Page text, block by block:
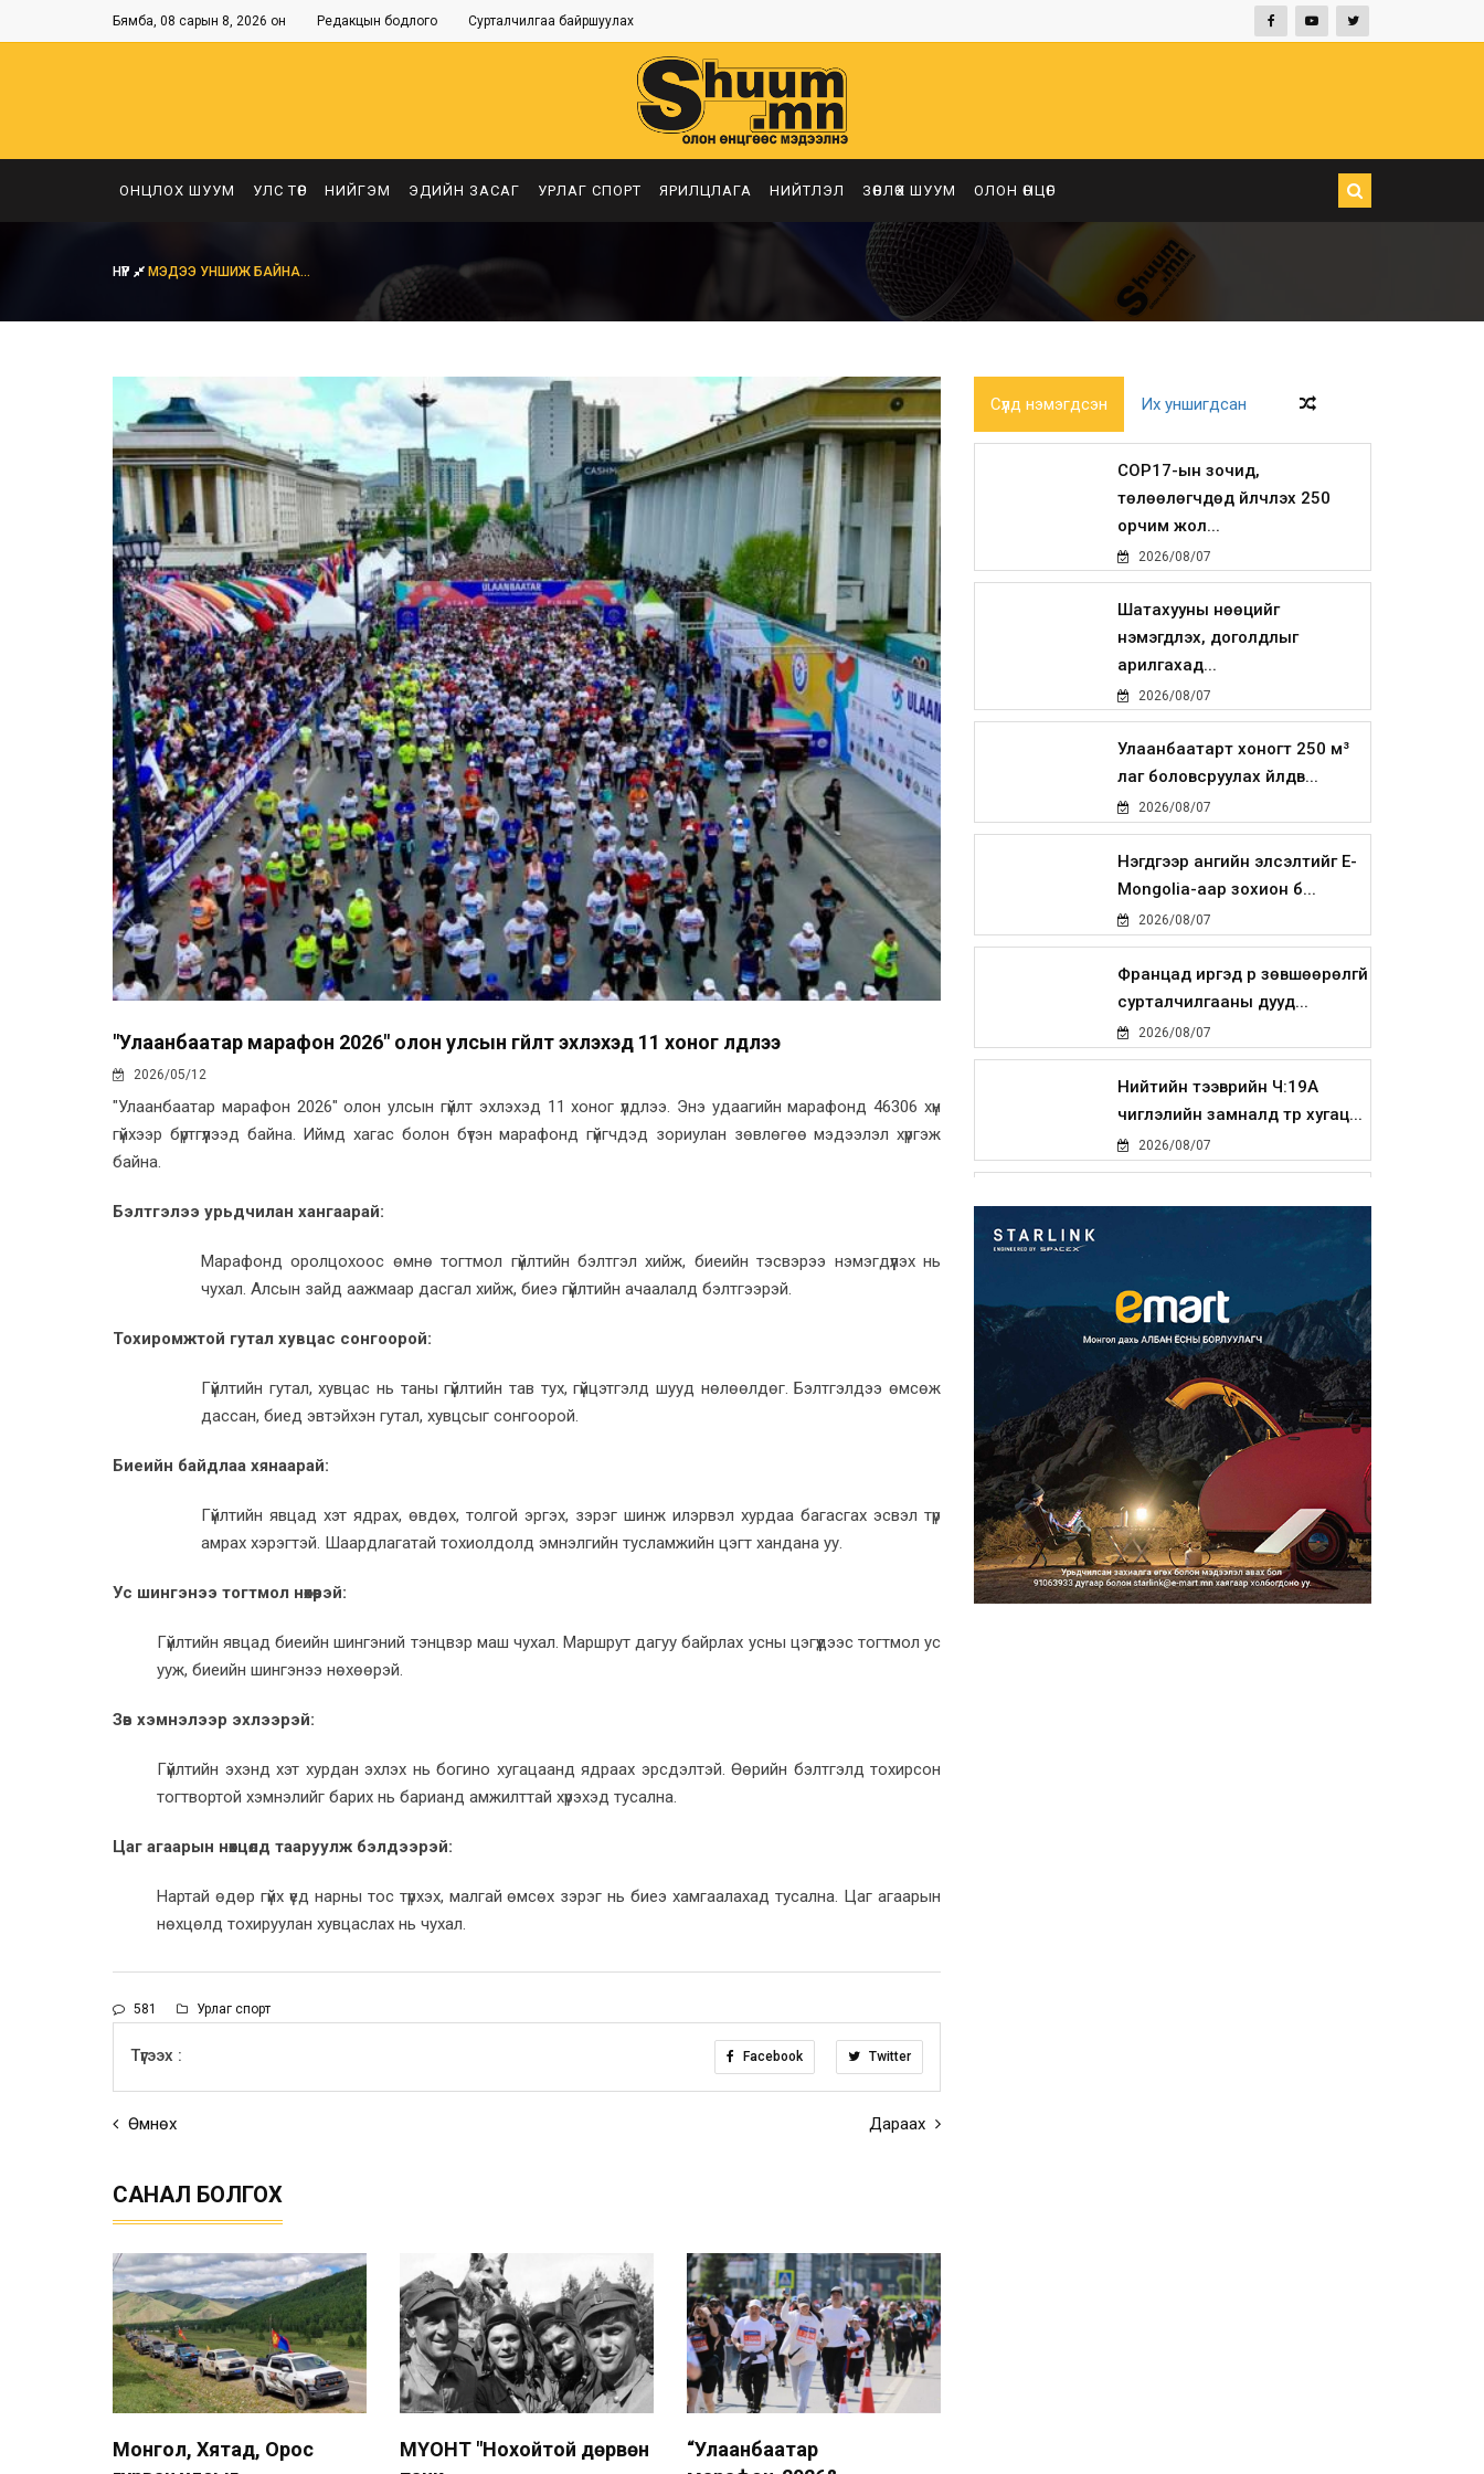
Бямба, 08 сарын 8, 2026 он Редакцын бодлого Сурталчилгаа байршуулах
ОНЦЛОХ ШУУМ УЛС ТӨР НИЙГЭМ ЭДИЙН ЗАСАГ УРЛАГ СПОРТ ЯРИЛЦЛАГА НИЙТЛЭЛ ЗӨВЛӨХ ШУУМ ОЛОН ӨНЦӨГ
НҮҮР МЭДЭЭ УНШИЖ БАЙНА...
"Улаанбаатар марафон 2026" олон улсын гүйлт эхлэхэд 11 хоног үлдлээ
2026/05/12
"Улаанбаатар марафон 2026" олон улсын гүйлт эхлэхэд 11 хоног үлдлээ. Энэ удаагийн марафонд 46306 хүн
гүйхээр бүртгүүлээд байна. Иймд хагас болон бүтэн марафонд гүйгчдэд зориулан зөвлөгөө мэдээлэл хүргэж
байна.
Бэлтгэлээ урьдчилан хангаарай:
Марафонд оролцохоос өмнө тогтмол гүйлтийн бэлтгэл хийж, биеийн тэсвэрээ нэмэгдүүлэх нь
чухал. Алсын зайд аажмаар дасгал хийж, биеэ гүйлтийн ачаалалд бэлтгээрэй.
Тохиромжтой гутал хувцас сонгоорой:
Гүйлтийн гутал, хувцас нь таны гүйлтийн тав тух, гүйцэтгэлд шууд нөлөөлдөг. Бэлтгэлдээ өмсөж
дассан, биед эвтэйхэн гутал, хувцсыг сонгоорой.
Биеийн байдлаа хянаарай:
Гүйлтийн явцад хэт ядрах, өвдөх, толгой эргэх, зэрэг шинж илэрвэл хурдаа багасгах эсвэл түр
амрах хэрэгтэй. Шаардлагатай тохиолдолд эмнэлгийн тусламжийн цэгт хандана уу.
Ус шингэнээ тогтмол нөхөөрэй:
Гүйлтийн явцад биеийн шингэний тэнцвэр маш чухал. Маршрут дагуу байрлах усны цэгүүдээс тогтмол ус
ууж, биеийн шингэнээ нөхөөрэй.
Зөв хэмнэлээр эхлээрэй:
Гүйлтийн эхэнд хэт хурдан эхлэх нь богино хугацаанд ядраах эрсдэлтэй. Өөрийн бэлтгэлд тохирсон
тогтвортой хэмнэлийг барих нь барианд амжилттай хүрэхэд тусална.
Цаг агаарын нөхцөлд тааруулж бэлдээрэй:
Нартай өдөр гүйх үед нарны тос түрхэх, малгай өмсөх зэрэг нь биеэ хамгаалахад тусална. Цаг агаарын
нөхцөлд тохируулан хувцаслах нь чухал.
581 Урлаг спорт
Түгээх : Facebook Twitter
Өмнөх Дараах
САНАЛ БОЛГОХ
Монгол, Хятад, Орос
МҮОНТ "Нохойтой дөрвөн
“Улаанбаатар
Сүүлд нэмэгдсэн Их уншигдсан
COP17-ын зочид,
төлөөлөгчдөд үйлчлэх 250
орчим жол...
2026/08/07
Шатахууны нөөцийг
нэмэгдүүлэх, доголдлыг
арилгахад...
2026/08/07
Улаанбаатарт хоногт 250 м³
лаг боловсруулах үйлдв...
2026/08/07
Нэгдүгээр ангийн элсэлтийг E-
Mongolia-аар зохион б...
2026/08/07
Францад иргэд рүү зөвшөөрөлгүй
сурталчилгааны дууд...
2026/08/07
Нийтийн тээврийн Ч:19А
чиглэлийн замналд түр хугац...
2026/08/07
2026/08/07
Улаанбаатарт өдөртөө 30 хэм
дулаан
2026/08/07
Улсын чанартай хатуу
хучилттай авто замын талаас
и...
2026/08/06
Засгийн газар энэ оныг
дуустал санхүүгийн хэмнэлти...